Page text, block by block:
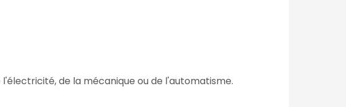
l'électricité, de la mécanique ou de l'automatisme.